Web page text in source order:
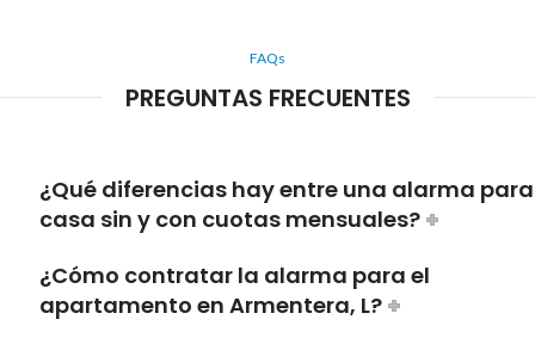
FAQs
PREGUNTAS FRECUENTES
¿Qué diferencias hay entre una alarma para
casa sin y con cuotas mensuales?
¿Cómo contratar la alarma para el
apartamento en Armentera, L?